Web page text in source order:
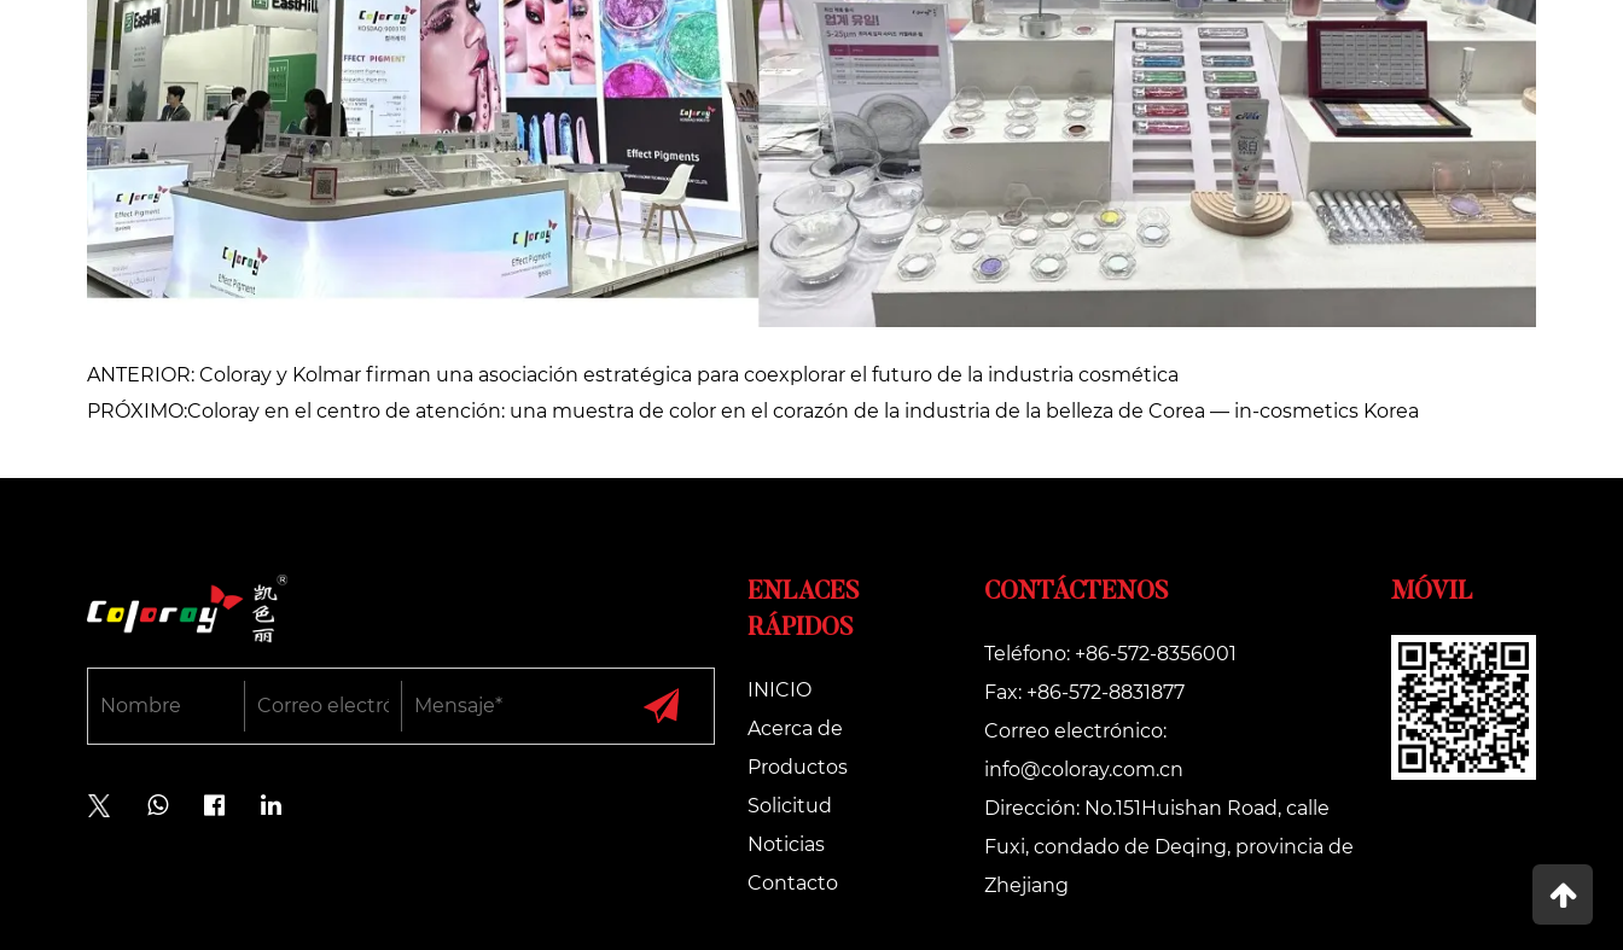
ANTERIOR: Coloray y Kolmar firman una asociación estratégica para coexplorar el futuro de la industria cosmética
PRÓXIMO:Coloray en el centro de atención: una muestra de color en el corazón de la industria de la belleza de Corea — in-cosmetics Korea
ENLACES
RÁPIDOS
INICIO
Acerca de
Productos
Solicitud
Noticias
Contacto
CONTÁCTENOS
Teléfono: +86-572-8356001
Fax: +86-572-8831877
Correo electrónico:
info@coloray.com.cn
Dirección: No.151Huishan Road, calle
Fuxi, condado de Deqing, provincia de
Zhejiang
MÓVIL